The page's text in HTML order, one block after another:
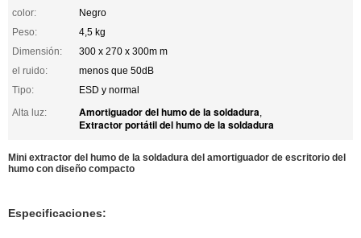
color:
Negro
Peso:
4,5 kg
Dimensión:
300 x 270 x 300m m
el ruido:
menos que 50dB
Tipo:
ESD y normal
Alta luz:
Amortiguador del humo de la soldadura,
Extractor portátil del humo de la soldadura
Mini extractor del humo de la soldadura del amortiguador de escritorio del
humo con diseño compacto
Especificaciones: